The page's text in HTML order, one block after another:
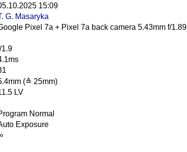
15:09
G. Masaryka
Pixel 7a + Pixel 7a back camera 5.43mm f/1.89
1.9
(≙ 25mm)
LV
Normal
Exposure